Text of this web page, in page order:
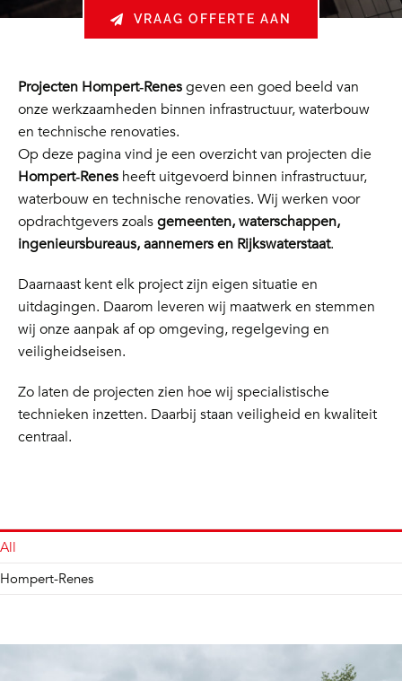
VRAAG OFFERTE AAN
Projecten Hompert‑Renesgeven een goed beeld van
onze werkzaamheden binnen infrastructuur, waterbouw
en technische renovaties.
Op deze pagina vind je een overzicht van projecten die
Hompert‑Renesheeft uitgevoerd binnen infrastructuur,
waterbouw en technische renovaties. Wij werken voor
opdrachtgevers zoalsgemeenten, waterschappen,
ingenieursbureaus, aannemers en Rijkswaterstaat.
Daarnaast kent elk project zijn eigen situatie en
uitdagingen. Daarom leveren wij maatwerk en stemmen
wij onze aanpak af op omgeving, regelgeving en
veiligheidseisen.
Zo laten de projecten zien hoe wij specialistische
technieken inzetten. Daarbij staan veiligheid en kwaliteit
centraal.
All
Hompert-Renes